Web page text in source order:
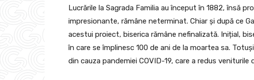
Lucrările la Sagrada Familia au început în 1882, însă
impresionante, rămâne neterminat. Chiar și după ce
acestui proiect, biserica rămâne nefinalizată. Inițial,
în care se împlinesc 100 de ani de la moartea sa.
din cauza pandemiei COVID-19, care a redus